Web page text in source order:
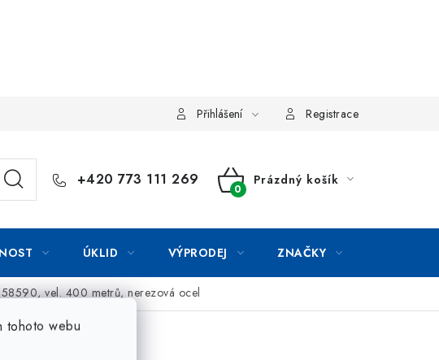
tohoto webu
Přihlášení Registrace
+420 773 111 269
NÁKUPNÍ
Prázdný košík
ÚKLID VÝPRODEJ ZNAČKY
vel. 400 metrů, nerezová ocel